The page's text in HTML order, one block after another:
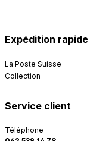
Expédition rapide
La Poste Suisse
Collection
Service client
Téléphone